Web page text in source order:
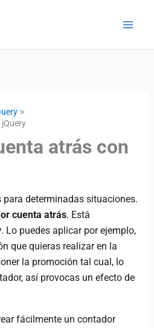
atrás con
para determinadas situaciones.
cuenta atrás. Está
. Lo puedes aplicar por ejemplo,
que quieras realizar en la
la promoción tal cual, lo
así provocas un efecto de
fácilmente un contador